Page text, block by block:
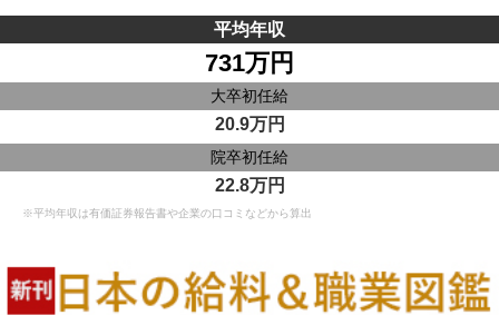
平均年収
731万円
大卒初任給
20.9万円
院卒初任給
22.8万円
※平均年収は有価証券報告書や企業の口コミなどから算出